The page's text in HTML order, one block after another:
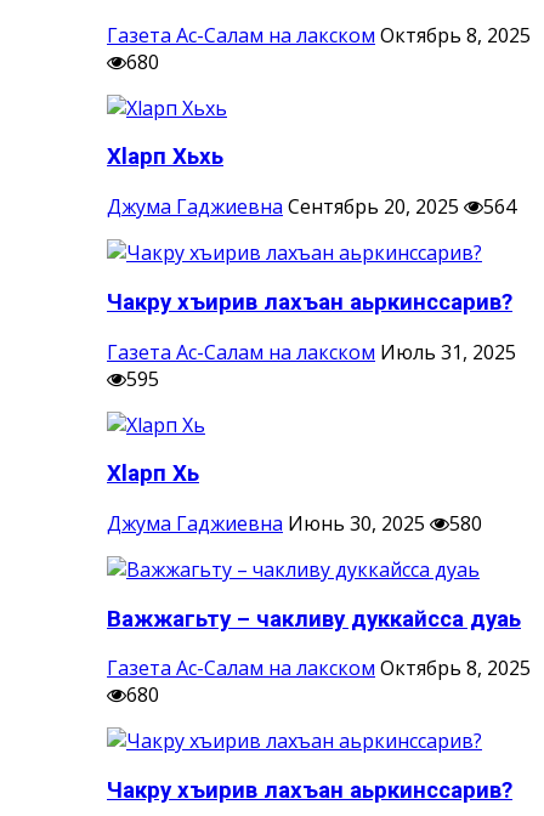
Газета Ас-Салам на лакском Октябрь 8, 2025
680
Хlарп Хьхь
Джума Гаджиевна Сентябрь 20, 2025 564
Чакру хъирив лахъан аьркинссарив?
Газета Ас-Салам на лакском Июль 31, 2025
595
Хlарп Хь
Джума Гаджиевна Июнь 30, 2025 580
Важжагьту – чакливу дуккайсса дуаь
Газета Ас-Салам на лакском Октябрь 8, 2025
680
Чакру хъирив лахъан аьркинссарив?